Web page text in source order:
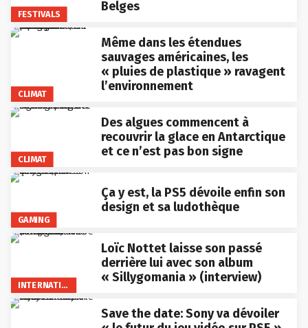
FESTIVALS
Belges
CLIMAT
Même dans les étendues
sauvages américaines, les
« pluies de plastique » ravagent
l’environnement
CLIMAT
Des algues commencent à
recouvrir la glace en Antarctique
et ce n’est pas bon signe
GAMING
Ça y est, la PS5 dévoile enfin son
design et sa ludothèque
INTERNATIONAL
Loïc Nottet laisse son passé
derrière lui avec son album
« Sillygomania » (interview)
Save the date: Sony va dévoiler